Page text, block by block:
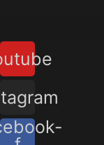
츠
로
건
너
뛰
기
트
탐
색